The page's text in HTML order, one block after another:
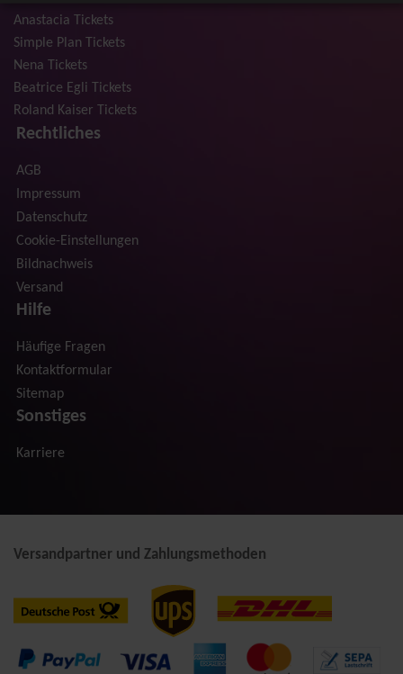
Anastacia Tickets
Simple Plan Tickets
Nena Tickets
Beatrice Egli Tickets
Roland Kaiser Tickets
Rechtliches
AGB
Impressum
Datenschutz
Cookie-Einstellungen
Bildnachweis
Versand
Hilfe
Häufige Fragen
Kontaktformular
Sitemap
Sonstiges
Karriere
Versandpartner und Zahlungsmethoden